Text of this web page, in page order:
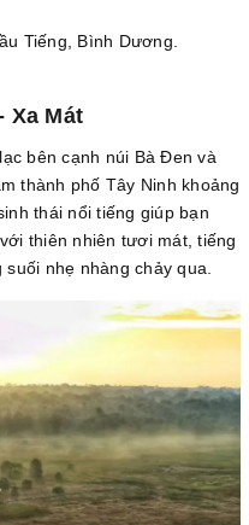
Tiếng, Bình Dương.
Xa Mát
bên cạnh núi Bà Đen và
thành phố Tây Ninh khoảng
thái nổi tiếng giúp bạn
thiên nhiên tươi mát, tiếng
nhẹ nhàng chảy qua.